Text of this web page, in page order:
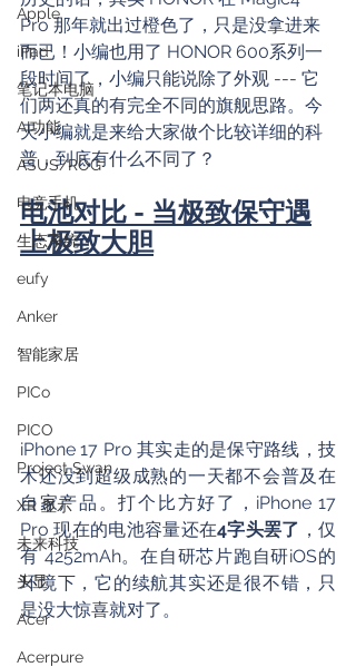
Apple
iPad
笔记本电脑
AI功能
ASUS/ROG
电竞手机
生态系统
eufy
Anker
智能家居
PICo
PICO
Project Swan
XR 显示
未来科技
头显
Acer
Acerpure
Pro 那年就出过橙色了，只是没拿进来
而已！小编也用了 HONOR 600系列一
段时间了，小编只能说除了外观 --- 它
们两还真的有完全不同的旗舰思路。今
天小编就是来给大家做个比较详细的科
普，到底有什么不同了？
电池对比 - 当极致保守遇
上极致大胆
iPhone 17 Pro 其实走的是保守路线，技
术还没到超级成熟的一天都不会普及在
自家产品。打个比方好了，iPhone 17
Pro 现在的电池容量还在4字头罢了 ，仅
有 4252mAh。在自研芯片跑自研iOS的
环境下，它的续航其实还是很不错，只
是没大惊喜就对了。